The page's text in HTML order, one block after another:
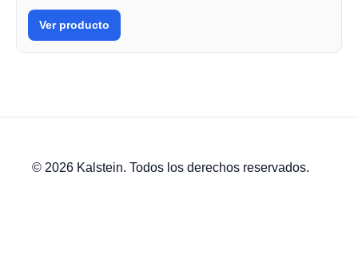
Ver producto
© 2026 Kalstein. Todos los derechos reservados.